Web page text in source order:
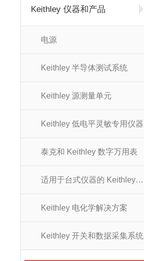
Keithley 仪器和产品
电源
Keithley 半导体测试系统
Keithley 源测量单元
Keithley 低电平灵敏专用仪器
泰克和 Keithley 数字万用表
适用于台式仪器的 Keithley 控制软件
Keithley 电化学解决方案
Keithley 开关和数据采集系统